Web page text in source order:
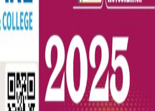
সাধারণ সম্পাদকের পদত্যাগ